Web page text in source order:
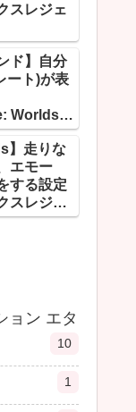
スレジェ
ド】自分
ート)が表
Worlds
】走りな
エモー
する設定
スレジェ
ョン エタ
10
1